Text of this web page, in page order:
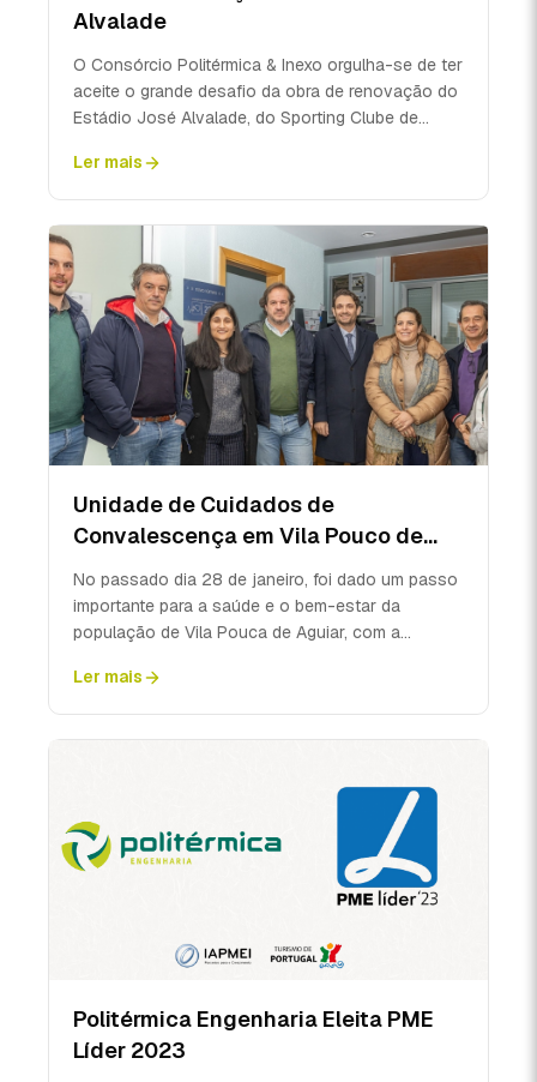
Alvalade
O Consórcio Politérmica & Inexo orgulha-se de ter
aceite o grande desafio da obra de renovação do
Estádio José Alvalade, do Sporting Clube de
Ler mais
Unidade de Cuidados de
Convalescença em Vila Pouco de
Aguiar
No passado dia 28 de janeiro, foi dado um passo
importante para a saúde e o bem-estar da
população de Vila Pouca de Aguiar, com a
Ler mais
Politérmica Engenharia Eleita PME
Líder 2023